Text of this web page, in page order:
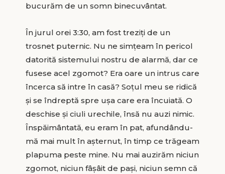
bucurăm de un somn binecuvântat.
În jurul orei 3:30, am fost treziți de un
trosnet puternic. Nu ne simţeam în pericol
datorită sistemului nostru de alarmă, dar ce
fusese acel zgomot? Era oare un intrus care
încerca să intre în casă? Soțul meu se ridică
şi se îndreptă spre ușa care era încuiată. O
deschise şi ciuli urechile, însă nu auzi nimic.
Înspăimântată, eu eram în pat, afundându-
mă mai mult în așternut, în timp ce trăgeam
plapuma peste mine. Nu mai auzirăm niciun
zgomot, niciun fâșâit de pași, niciun semn că